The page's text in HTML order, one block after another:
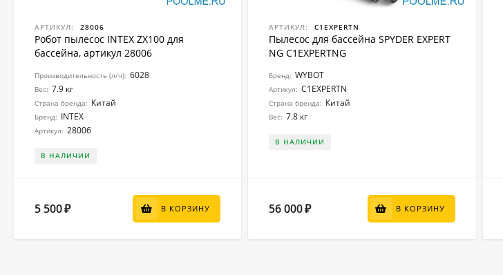
АРТИКУЛ: 28006
Робот пылесос INTEX ZX100 для
бассейна, артикул 28006
Производительность (л/ч): 6028
Вес: 7.9 кг
Страна бренда: Китай
Бренд: INTEX
Артикул: 28006
В НАЛИЧИИ
5 500₽ В КОРЗИНУ
АРТИКУЛ: C1EXPERTN
Пылесос для бассейна SPYDER EXPERT
NG C1EXPERTNG
Бренд: WYBOT
Артикул: C1EXPERTN
Страна бренда: Китай
Вес: 7.8 кг
В НАЛИЧИИ
56 000₽ В КОРЗИНУ